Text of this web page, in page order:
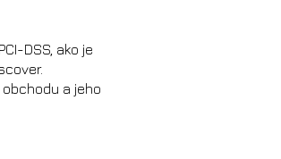
DSS, ako je
a jeho